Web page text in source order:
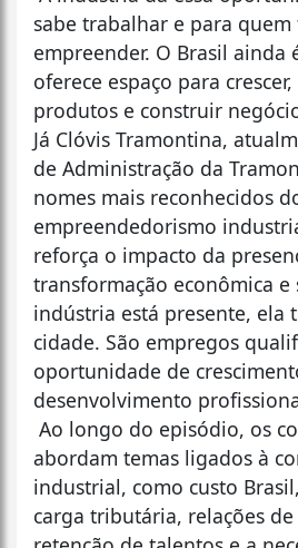
sabe trabalhar e para
empreender. O Brasil ainda
oferece espaço para
produtos e construir
Já Clóvis Tramontina,
de Administração da
nomes mais reconhecidos
empreendedorismo
reforça o impacto da
transformação econômica e
indústria está presente, ela
cidade. São empregos
oportunidade de
desenvolvimento
Ao longo do episódio, os
abordam temas ligados à
industrial, como custo
carga tributária, relações